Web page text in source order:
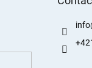
info